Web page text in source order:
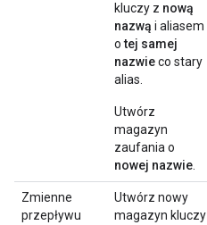
kluczy z nową
nazwą i aliasem
otej samej
nazwieco stary
alias.
Utwórz
magazyn
zaufania o
nowej nazwie
Zmienne
przepływu
Utwórz nowy
magazyn kluczy